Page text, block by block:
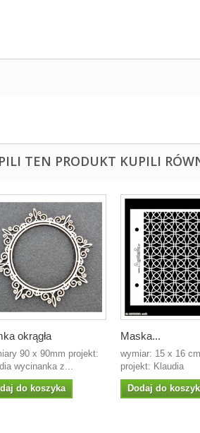
TEN PRODUKT KUPILI
okrągła
90 x 90mm projekt:
wycinanka z...
do koszyka
Maska...
wymiar: 15 x 16 cm
projekt: Klaudia
Dodaj do